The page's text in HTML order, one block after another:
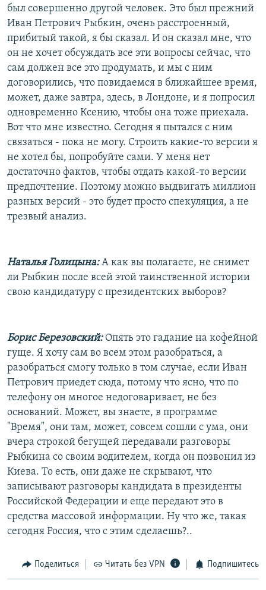
был совершенно другой человек. Это был прежний
Иван Петрович Рыбкин, очень расстроенный,
прибитый такой, я бы сказал. И он сказал мне, что
он не хочет обсуждать все эти вопросы сейчас, что
сам должен все это продумать, и мы с ним
договорились, что повидаемся в ближайшее время,
может, даже завтра, здесь, в Лондоне, и я попросил
одновременно Ксению, чтобы она тоже приехала.
Вот что мне известно. Сегодня я пытался с ним
связаться - пока не могу. Строить какие-то версии я
не хотел бы, попробуйте сами. У меня нет
достаточно фактов, чтобы отдать какой-то версии
предпочтение. Поэтому можно выдвигать миллион
разных версий - это будет просто спекуляция, а не
трезвый анализ.
Наталья Голицына:А как вы полагаете, не снимет
ли Рыбкин после всей этой таинственной истории
свою кандидатуру с президентских выборов?
Борис Березовский:Опять это гадание на кофейной
гуще. Я хочу сам во всем этом разобраться, а
разобраться смогу только в том случае, если Иван
Петрович приедет сюда, потому что ясно, что по
телефону он многое недоговаривает, не без
оснований. Может, вы знаете, в программе
"Время", они там, может, совсем сошли с ума, они
вчера строкой бегущей передавали разговоры
Рыбкина со своим водителем, когда он позвонил из
Киева. То есть, они даже не скрывают, что
записывают разговоры кандидата в президенты
Российской Федерации и еще передают это в
средства массовой информации. Ну что же, такая
сегодня Россия, что с этим сделаешь?..
Поделиться Читать без VPN Подпишитесь